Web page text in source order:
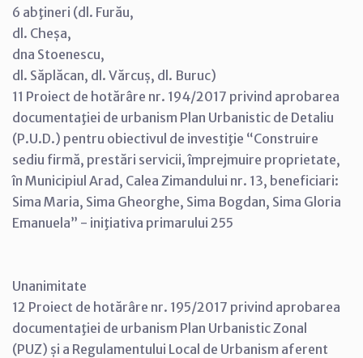
6 abţineri (dl. Furău,
dl. Cheșa,
dna Stoenescu,
dl. Săplăcan, dl. Vărcuș, dl. Buruc)
11 Proiect de hotărâre nr. 194/2017 privind aprobarea
documentaţiei de urbanism Plan Urbanistic de Detaliu
(P.U.D.) pentru obiectivul de investiţie “Construire
sediu firmă, prestări servicii, împrejmuire proprietate,
în Municipiul Arad, Calea Zimandului nr. 13, beneficiari:
Sima Maria, Sima Gheorghe, Sima Bogdan, Sima Gloria
Emanuela” - iniţiativa primarului 255
Unanimitate
12 Proiect de hotărâre nr. 195/2017 privind aprobarea
documentaţiei de urbanism Plan Urbanistic Zonal
(PUZ) și a Regulamentului Local de Urbanism aferent